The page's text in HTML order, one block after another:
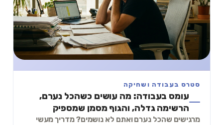
סטרס בעבודה ושחיקה
עומס בעבודה: מה עושים כשהכל נערם,
הרשימה גדלה, והגוף מסמן שמספיק
מרגישים שהכל נערם ואתם לא נושמים? מדריך מעשי